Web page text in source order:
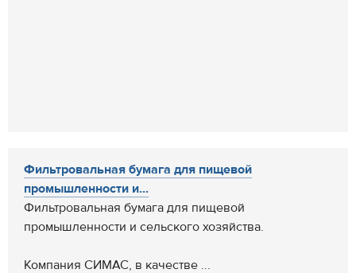
Фильтровальная бумага для пищевой
промышленности и...
Фильтровальная бумага для пищевой
промышленности и сельского хозяйства.
Компания СИМАС, в качестве ...